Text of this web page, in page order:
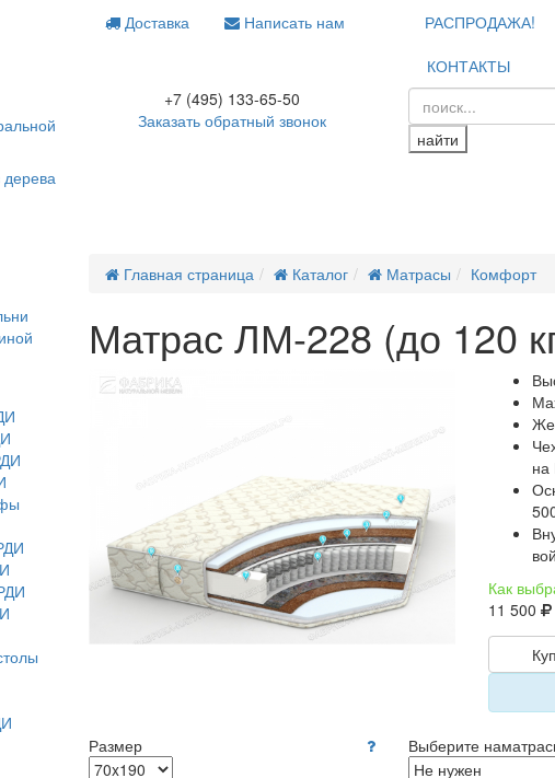
Доставка Написать нам РАСПРОДАЖА!
КОНТАКТЫ
+7 (495) 133-65-50
Заказать обратный звонок
найти
Главная страница Каталог Матрасы Комфорт
Матрас ЛМ-228 (до 120
Как
11 500
Размер Выберите